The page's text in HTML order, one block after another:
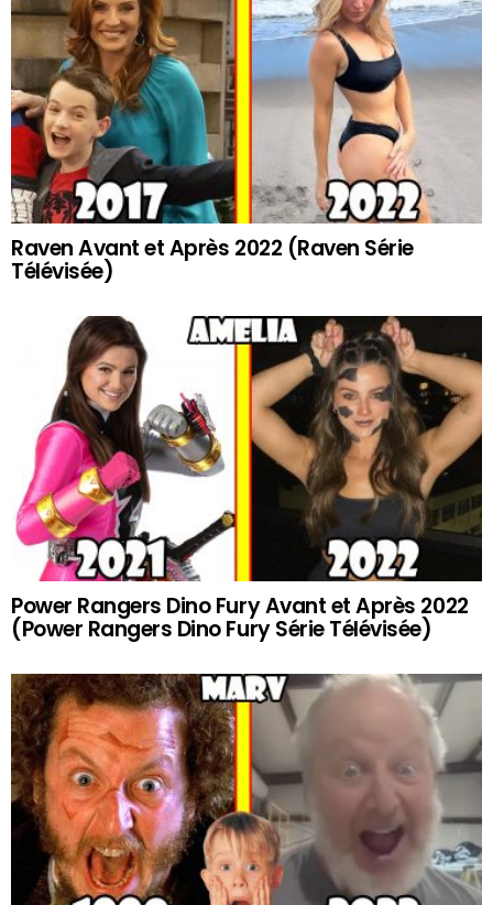
Raven Avant et Après 2022 (Raven Série
Télévisée)
Power Rangers Dino Fury Avant et Après 2022
(Power Rangers Dino Fury Série Télévisée)